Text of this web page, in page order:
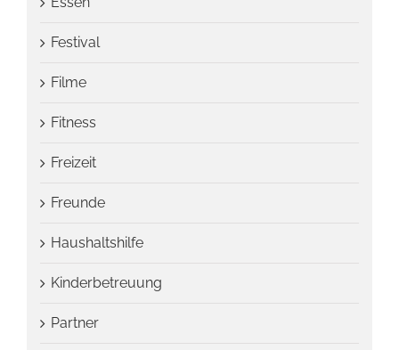
Festival
Filme
Fitness
Freizeit
Freunde
Haushaltshilfe
Kinderbetreuung
Partner